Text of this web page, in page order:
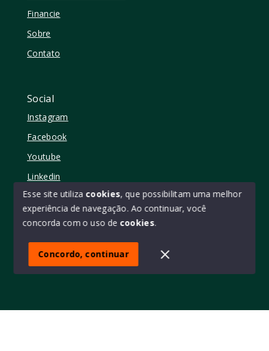
Financie
Sobre
Contato
Social
Instagram
Facebook
Youtube
Linkedin
© Copyright 2026 - Elo11 consultoria imobiliária • creci
SITE PARA IMOBILIARIA
Esse site utiliza cookies, que possibilitam uma melhor
experiência de navegação. Ao continuar, você
concorda com o uso de cookies.
Concordo, continuar